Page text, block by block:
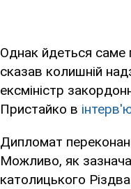
Однак йдеться саме
сказав колишній
ексміністр
Пристайко в
Дипломат
Можливо, як
католицького